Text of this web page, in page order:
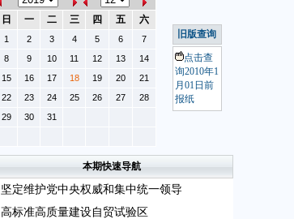
日 一 二 三 四 五 六
1 2 3 4 5 6
7
8
9 10 11 12 13
14
15
16 17 18 19 20
21
22
23 24 25 26 27
28
29
30 31
旧版查询
点击查
询2010年1
月01日前
报纸
本期快速导航
坚定维护党中央权威和集中统一领导
高标准高质量建设自贸试验区